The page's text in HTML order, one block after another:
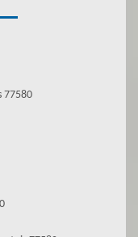
77580